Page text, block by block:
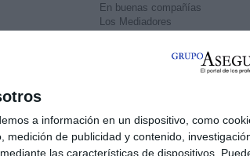
a información en un dispositivo, como
de publicidad y contenido,
las características de dispositivos.
En buenas compañías
Los Mediadores
RSC y Patrocinio